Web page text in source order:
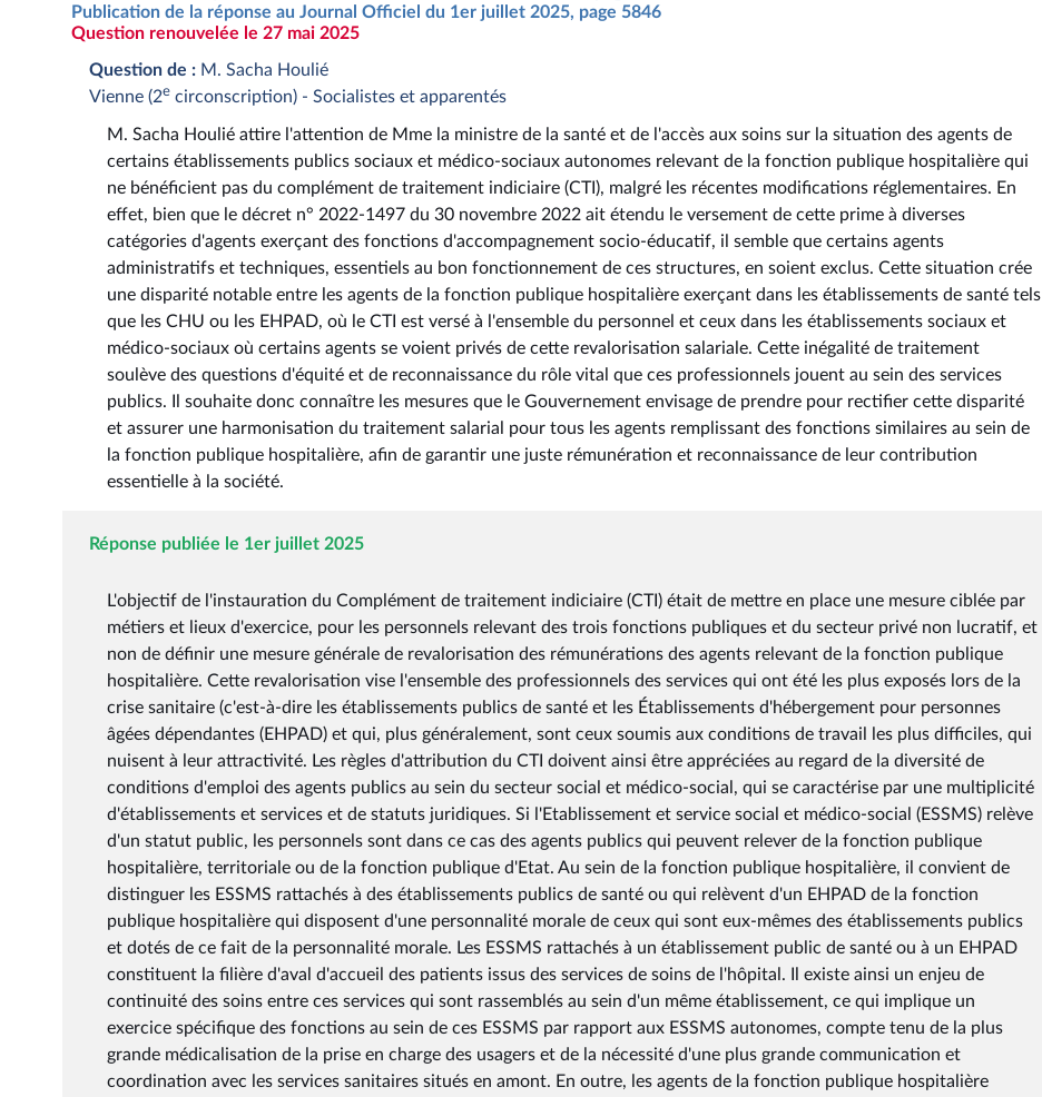
Publication de la réponse au Journal Officiel du 1er juillet 2025, page 5846
Question renouvelée le 27 mai 2025
Question de : M. Sacha Houlié
Vienne (2e circonscription) - Socialistes et apparentés
M. Sacha Houlié attire l'attention de Mme la ministre de la santé et de l'accès aux soins sur la situation des agents de
certains établissements publics sociaux et médico-sociaux autonomes relevant de la fonction publique hospitalière qui
ne bénéficient pas du complément de traitement indiciaire (CTI), malgré les récentes modifications réglementaires. En
effet, bien que le décret n° 2022-1497 du 30 novembre 2022 ait étendu le versement de cette prime à diverses
catégories d'agents exerçant des fonctions d'accompagnement socio-éducatif, il semble que certains agents
administratifs et techniques, essentiels au bon fonctionnement de ces structures, en soient exclus. Cette situation crée
une disparité notable entre les agents de la fonction publique hospitalière exerçant dans les établissements de santé tels
que les CHU ou les EHPAD, où le CTI est versé à l'ensemble du personnel et ceux dans les établissements sociaux et
médico-sociaux où certains agents se voient privés de cette revalorisation salariale. Cette inégalité de traitement
soulève des questions d'équité et de reconnaissance du rôle vital que ces professionnels jouent au sein des services
publics. Il souhaite donc connaître les mesures que le Gouvernement envisage de prendre pour rectifier cette disparité
et assurer une harmonisation du traitement salarial pour tous les agents remplissant des fonctions similaires au sein de
la fonction publique hospitalière, afin de garantir une juste rémunération et reconnaissance de leur contribution
essentielle à la société.
Réponse publiée le 1er juillet 2025
L'objectif de l'instauration du Complément de traitement indiciaire (CTI) était de mettre en place une mesure ciblée par
métiers et lieux d'exercice, pour les personnels relevant des trois fonctions publiques et du secteur privé non lucratif, et
non de définir une mesure générale de revalorisation des rémunérations des agents relevant de la fonction publique
hospitalière. Cette revalorisation vise l'ensemble des professionnels des services qui ont été les plus exposés lors de la
crise sanitaire (c'est-à-dire les établissements publics de santé et les Établissements d'hébergement pour personnes
âgées dépendantes (EHPAD) et qui, plus généralement, sont ceux soumis aux conditions de travail les plus difficiles, qui
nuisent à leur attractivité. Les règles d'attribution du CTI doivent ainsi être appréciées au regard de la diversité de
conditions d'emploi des agents publics au sein du secteur social et médico-social, qui se caractérise par une multiplicité
d'établissements et services et de statuts juridiques. Si l'Etablissement et service social et médico-social (ESSMS) relève
d'un statut public, les personnels sont dans ce cas des agents publics qui peuvent relever de la fonction publique
hospitalière, territoriale ou de la fonction publique d'Etat. Au sein de la fonction publique hospitalière, il convient de
distinguer les ESSMS rattachés à des établissements publics de santé ou qui relèvent d'un EHPAD de la fonction
publique hospitalière qui disposent d'une personnalité morale de ceux qui sont eux-mêmes des établissements publics
et dotés de ce fait de la personnalité morale. Les ESSMS rattachés à un établissement public de santé ou à un EHPAD
constituent la filière d'aval d'accueil des patients issus des services de soins de l'hôpital. Il existe ainsi un enjeu de
continuité des soins entre ces services qui sont rassemblés au sein d'un même établissement, ce qui implique un
exercice spécifique des fonctions au sein de ces ESSMS par rapport aux ESSMS autonomes, compte tenu de la plus
grande médicalisation de la prise en charge des usagers et de la nécessité d'une plus grande communication et
coordination avec les services sanitaires situés en amont. En outre, les agents de la fonction publique hospitalière